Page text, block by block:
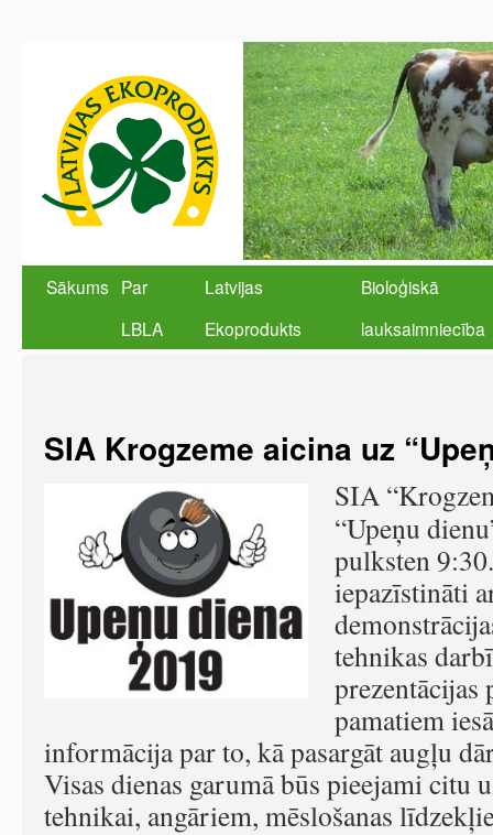
Sākums Par
LBLA
Latvijas
Ekoprodukts
Bioloģiskā
lauksaimniecība
SIA Krogzeme aicina uz
SIA
“Upeņu
pulksten
iepazīstināti
tehnikas
prezentācijas
pamatiem
informācija par to, kā pasargāt augļu
Visas dienas garumā būs pieejami citu
tehnikai, angāriem, mēslošanas